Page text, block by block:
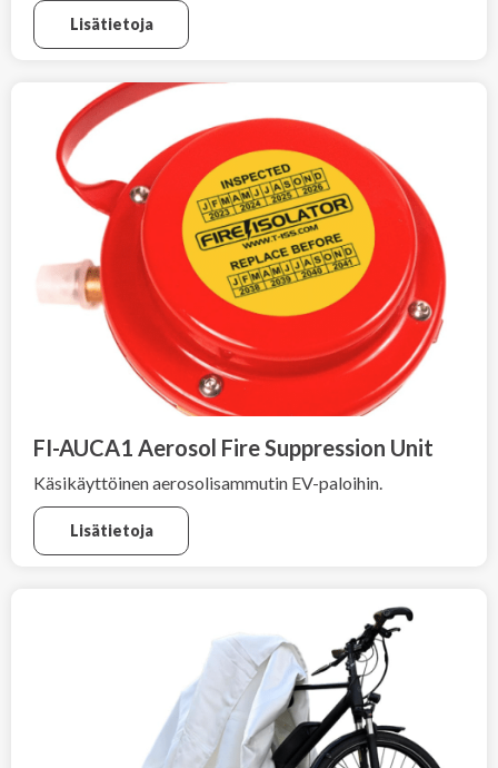
Lisätietoja
FI-AUCA1 Aerosol Fire Suppression Unit
Käsikäyttöinen aerosolisammutin EV-paloihin.
Lisätietoja